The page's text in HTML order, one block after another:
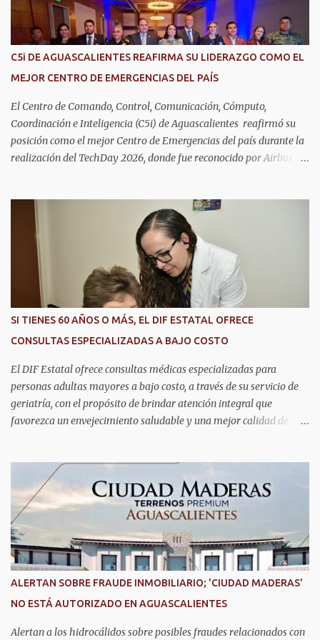
C5i DE AGUASCALIENTES REAFIRMA SU LIDERAZGO COMO EL
MEJOR CENTRO DE EMERGENCIAS DEL PAÍS
El Centro de Comando, Control, Comunicación, Cómputo,
Coordinación e Inteligencia (C5i) de Aguascalientes reafirmó su
posición como el mejor Centro de Emergencias del país durante la
realización del TechDay 2026, donde fue reconocido por Airbus
seguridad pública y la atención de emergencias. Este encuentro
reunió a autoridades, especialistas nacionales e internacionales y
representantes de instituciones de seguridad para intercambiar
conocimientos y conocer las tendencias más avanzadas en la
materia. La titular del C5i, Michelle Olmos Álvarez, señaló que este
reconocimiento es resultado de la capacidad operativa, la
infraestructura tecnológica de vanguardia y los modelos
innovadores de coordinación institucional que distinguen al C5i de
Aguascalientes, posicionándose como un referente nacional en
materia de atención de emergencias. "Bajo el liderazgo de la
SI TIENES 60 AÑOS O MÁS, EL DIF ESTATAL OFRECE
CONSULTAS ESPECIALIZADAS A BAJO COSTO
El DIF Estatal ofrece consultas médicas especializadas para
personas adultas mayores a bajo costo, a través de su servicio de
geriatría, con el propósito de brindar atención integral que
favorezca un envejecimiento saludable y una mejor calidad de
fundamentalmente en la prevención, el diagnóstico y tratamiento
de las enfermedades más comunes en las personas mayores de 60
años, como diabetes, hipertensión, deterioro cognitivo y
alzhéimer, entre otros padecimientos. "Nuestros adultos mayores
son el corazón de muchas familias y merecen todo nuestro respeto,
cuidado y reconocimiento; por eso, en el DIF Estatal impulsamos
servicios que les ayuden a cuidar su salud y a vivir esta etapa con
la atención y el acompañamiento que necesitan", señaló la
presidenta del DIF Estatal. Para acceder al servicio, las y los
interesados deben acudir a la Dirección de Servi...
ALERTAN SOBRE FRAUDE INMOBILIARIO; 'CIUDAD MADERAS'
NO ESTÁ AUTORIZADO EN AGUASCALIENTES
Alertan a los hidrocálidos sobre posibles fraudes relacionados con